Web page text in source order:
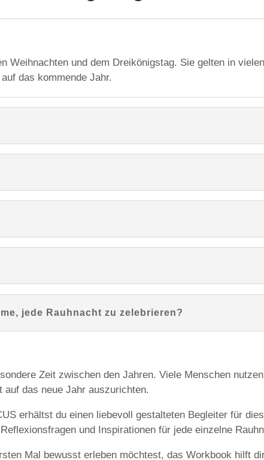
Weihnachten und dem Dreikönigstag. Sie gelten in
das kommende Jahr.
jede Rauhnacht zu zelebrieren?
Zeit zwischen den Jahren. Viele Menschen
das neue Jahr auszurichten.
erhältst du einen liebevoll gestalteten Begleiter für
und Inspirationen für jede einzelne
Mal bewusst erleben möchtest, das Workbook hilft